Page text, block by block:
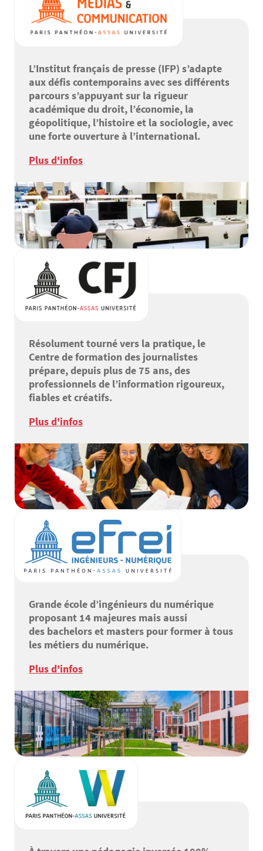
L’Institut français de presse (IFP) s’adapte
aux défis contemporains avec ses différents
parcours s’appuyant sur la rigueur
académique du droit, l’économie, la
géopolitique, l’histoire et la sociologie, avec
une forte ouverture à l’international.
Plus d'infos
Résolument tourné vers la pratique, le
Centre de formation des journalistes
prépare, depuis plus de 75 ans, des
professionnels de l’information rigoureux,
fiables et créatifs.
Plus d'infos
Grande école d’ingénieurs du numérique
proposant 14 majeures mais aussi
des bachelors et masters pour former à tous
les métiers du numérique.
Plus d'infos